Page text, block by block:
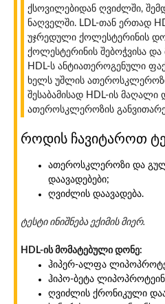
ქსოვილებიდან ღვიძლში,
ნაღველში. LDL-თან ერთად
უჯრედული ქოლესტერინის
ქოლესტერინის შებოჭვისა
HDL-ს ანტიათეროგენული
ხელს უშლის
შესაბამისად HDL-ის მაღალი
ათეროსკლეროზის
როდის ჩავიტაროთ
ათეროსკლეროზი და
დაავადებები;
ღვიძლის დაავადება.
ტესტი ინიშნება ექიმის მიერ.
HDL-ის მომატებული დონე:
ჰიპერ-ალფა
ჰიპო-ბეტა
ღვიძლის ქრონიკული